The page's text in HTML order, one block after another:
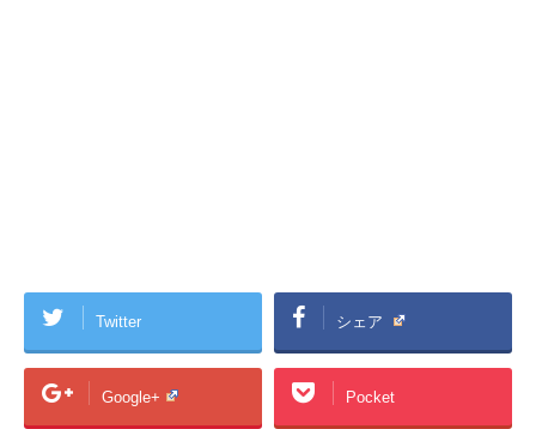
Twitter シェア
Google+ Pocket